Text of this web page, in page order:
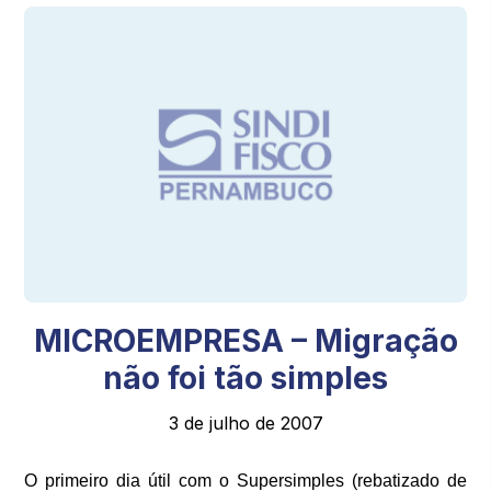
MICROEMPRESA – Migração
não foi tão simples
3 de julho de 2007
O primeiro dia útil com o Supersimples (rebatizado de